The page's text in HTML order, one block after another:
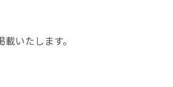
いたします。